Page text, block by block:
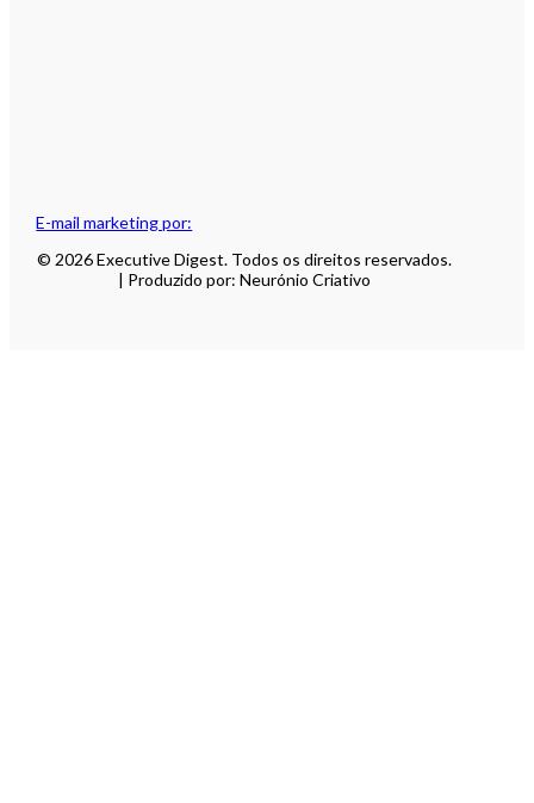
E-mail marketing por:
© 2026 Executive Digest. Todos os direitos reservados.
| Produzido por: Neurónio Criativo